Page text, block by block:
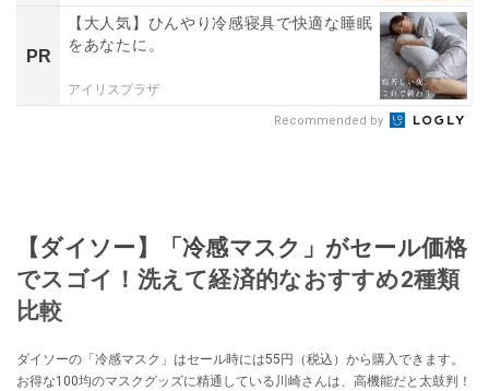
PR
【大人気】ひんやり冷感寝具で快適な睡眠
をあなたに。
アイリスプラザ
Recommended by
【ダイソー】「冷感マスク」がセール価格
でスゴイ！洗えて経済的なおすすめ2種類
比較
ダイソーの「冷感マスク」はセール時には55円（税込）から購入できます。
お得な100均のマスクグッズに精通している川崎さんは、高機能だと太鼓判！